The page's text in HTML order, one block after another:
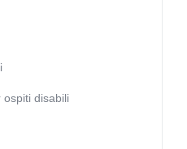
disabili